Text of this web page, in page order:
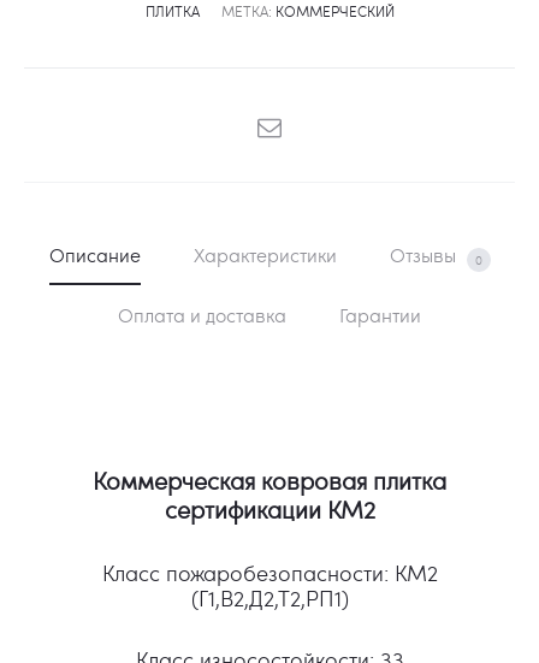
ПЛИТКА
МЕТКА: КОММЕРЧЕСКИЙ
SHARE
Описание Характеристики Отзывы 0
Оплата и доставка Гарантии
Коммерческая ковровая плитка
сертификации КМ2
Класс пожаробезопасности: КМ2
(Г1,В2,Д2,Т2,РП1)